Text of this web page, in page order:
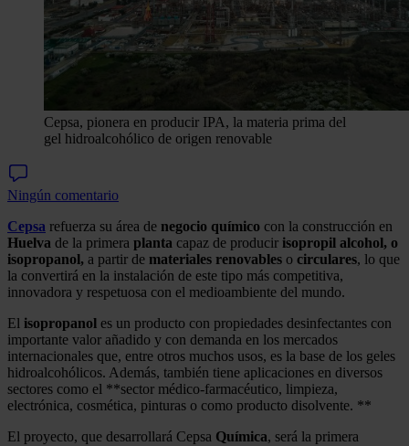
Cepsa, pionera en producir IPA, la materia prima del
gel hidroalcohólico de origen renovable
Ningún comentario
Cepsa refuerza su área de negocio químico con la construcción en
Huelva de la primera planta capaz de producir isopropil alcohol, o
isopropanol, a partir de materiales renovables o circulares, lo que
la convertirá en la instalación de este tipo más competitiva,
innovadora y respetuosa con el medioambiente del mundo.
El isopropanol es un producto con propiedades desinfectantes con
importante valor añadido y con demanda en los mercados
internacionales que, entre otros muchos usos, es la base de los geles
hidroalcohólicos. Además, también tiene aplicaciones en diversos
sectores como el **sector médico-farmacéutico, limpieza,
electrónica, cosmética, pinturas o como producto disolvente. **
El proyecto, que desarrollará Cepsa Química, será la primera